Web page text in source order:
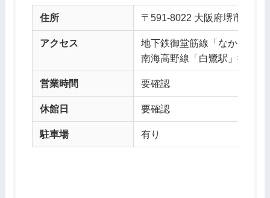
住所 〒591-8022 大阪府堺市北区
アクセス
地下鉄御堂筋線「なかもず駅
南海高野線「白鷺駅」徒歩約
営業時間 要確認
休館日 要確認
駐車場 有り